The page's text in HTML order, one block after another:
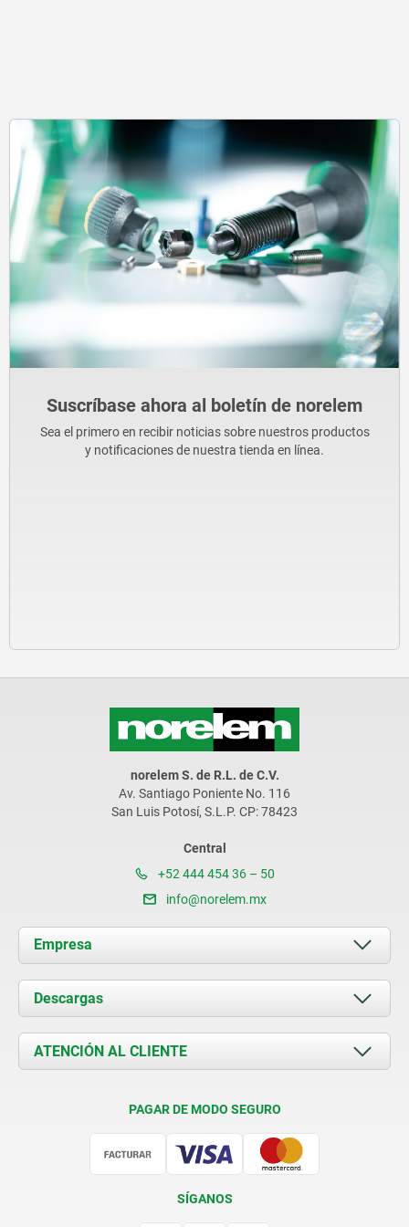
Suscríbase ahora al boletín de norelem
Sea el primero en recibir noticias sobre nuestros productos
y notificaciones de nuestra tienda en línea.
norelem S. de R.L. de C.V.
Av. Santiago Poniente No. 116
San Luis Potosí, S.L.P. CP: 78423
Central
+52 444 454 36 – 50
info@norelem.mx
Empresa
Acerca de nosotros
Novedades
Contacto
Descargas
Documents
ATENCIÓN AL CLIENTE
PAGAR DE MODO SEGURO
SÍGANOS